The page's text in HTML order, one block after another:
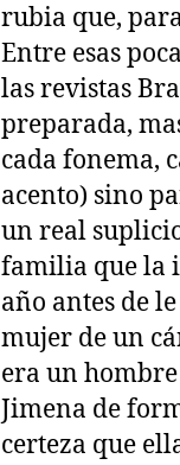
rubia que,
Entre esas
las revistas
preparada,
cada fonema,
acento) sino
un real
familia que la
año antes de
mujer de un
era un
Jimena de
certeza que